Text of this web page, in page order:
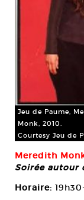
Jeu de Paume,
Monk, 2010.
Courtesy Jeu de
Meredith
Soirée autour
Horaire: